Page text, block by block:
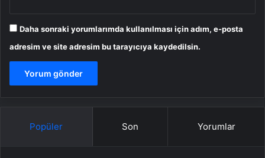
Daha sonraki yorumlarımda kullanılması için adım, e-posta
adresim ve site adresim bu tarayıcıya kaydedilsin.
Popüler Son Yorumlar